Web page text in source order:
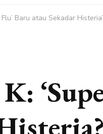
Baru atau Sekadar